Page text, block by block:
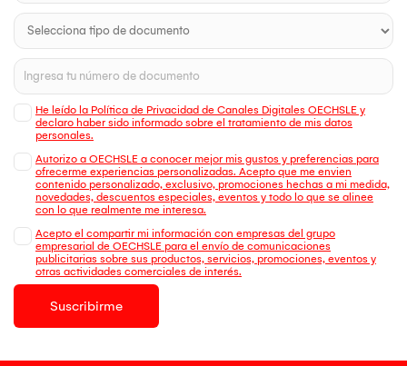
He leído la Política de Privacidad de Canales Digitales OECHSLE y
declaro haber sido informado sobre el tratamiento de mis datos
personales.
Autorizo a OECHSLE a conocer mejor mis gustos y preferencias para
ofrecerme experiencias personalizadas. Acepto que me envien
contenido personalizado, exclusivo, promociones hechas a mi medida,
novedades, descuentos especiales, eventos y todo lo que se alinee
con lo que realmente me interesa.
Acepto el compartir mi información con empresas del grupo
empresarial de OECHSLE para el envío de comunicaciones
publicitarias sobre sus productos, servicios, promociones, eventos y
otras actividades comerciales de interés.
Suscribirme